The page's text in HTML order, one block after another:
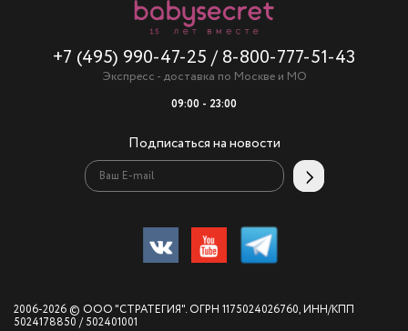
+7 (495) 990-47-25 / 8-800-777-51-43
Экспресс - доставка по Москве и МО
09:00 - 23:00
Подписаться на новости
2006-2026 © ООО "СТРАТЕГИЯ". ОГРН 1175024026760, ИНН/КПП
5024178850 / 502401001